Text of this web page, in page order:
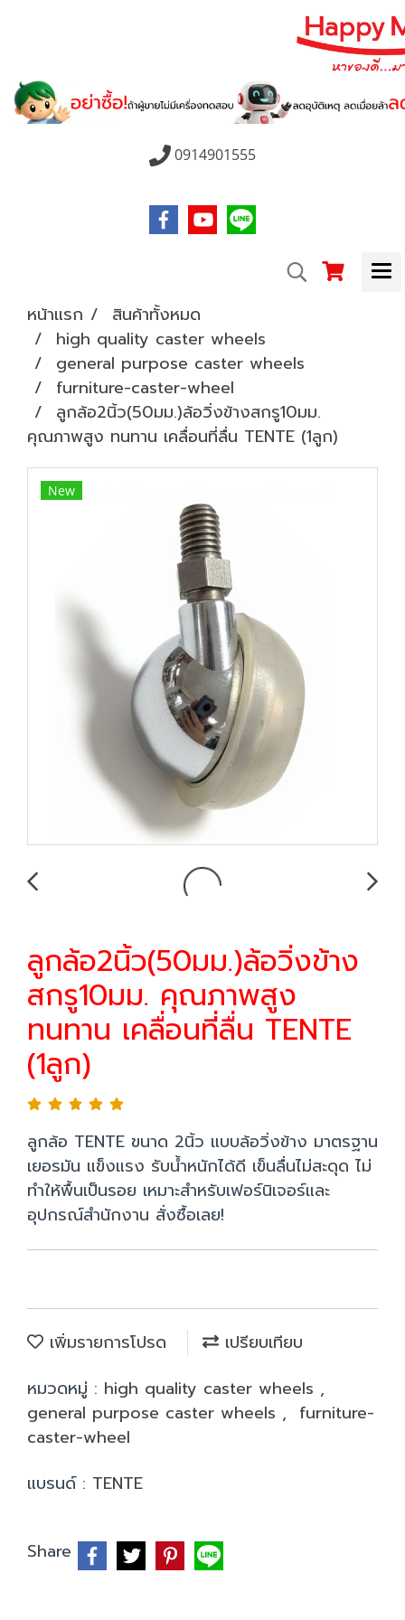
0914901555
หน้าแรก
สินค้าทั้งหมด
high quality caster wheels
general purpose caster wheels
furniture-caster-wheel
ลูกล้อ2นิ้ว(50มม.)ล้อวิ่งข้างสกรู10มม.
คุณภาพสูง ทนทาน เคลื่อนที่ลื่น TENTE (1ลูก)
New
ลูกล้อ2นิ้ว(50มม.)ล้อวิ่งข้าง
สกรู10มม. คุณภาพสูง
ทนทาน เคลื่อนที่ลื่น TENTE
(1ลูก)
ลูกล้อ TENTE ขนาด 2นิ้ว แบบล้อวิ่งข้าง มาตรฐาน
เยอรมัน แข็งแรง รับน้ำหนักได้ดี เข็นลื่นไม่สะดุด ไม่
ทำให้พื้นเป็นรอย เหมาะสำหรับเฟอร์นิเจอร์และ
อุปกรณ์สำนักงาน สั่งซื้อเลย!
เพิ่มรายการโปรด
เปรียบเทียบ
หมวดหมู่ : high quality caster wheels ,
general purpose caster wheels , furniture-
caster-wheel
แบรนด์ : TENTE
Share